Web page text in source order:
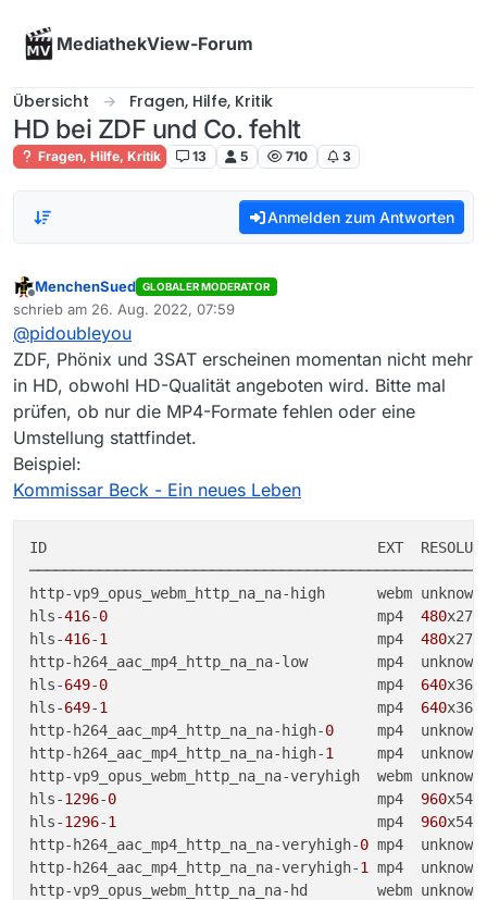
MediathekView-Forum
Übersicht Fragen, Hilfe, Kritik
HD bei ZDF und Co. fehlt
Fragen, Hilfe, Kritik 13 5 710 3
Anmelden zum Antworten
Offline
MenchenSued GLOBALER MODERATOR
schrieb am 26. Aug. 2022, 07:59
zuletzt editiert von
@pidoubleyou
ZDF, Phönix und 3SAT erscheinen momentan nicht mehr
in HD, obwohl HD-Qualität angeboten wird. Bitte mal
prüfen, ob nur die MP4-Formate fehlen oder eine
Umstellung stattfindet.
Beispiel:
Kommissar Beck - Ein neues Leben
ID                                      EXT  RESOLUTION FPS
http-vp9_opus_webm_http_na_na-high      webm
hls-416-0
                               mp4
480
hls-416-1
                               mp4
480
http-h264_aac_mp4_http_na_na-low        mp4
hls-649-0
                               mp4
640
hls-649-1
                               mp4
640
http-h264_aac_mp4_http_na_na-high-0
mp4  unknown
http-h264_aac_mp4_http_na_na-high-1
mp4  unknown
http-vp9_opus_webm_http_na_na-veryhigh  webm
hls-1296-0
                              mp4
960
hls-1296-1
                              mp4
960
http-h264_aac_mp4_http_na_na-veryhigh-0 mp4
http-h264_aac_mp4_http_na_na-veryhigh-1
mp4
http-vp9_opus_webm_http_na_na-hd        webm